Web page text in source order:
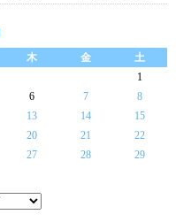
木 金
土
1
6 7
8
13 14
15
20 21
22
27 28
29